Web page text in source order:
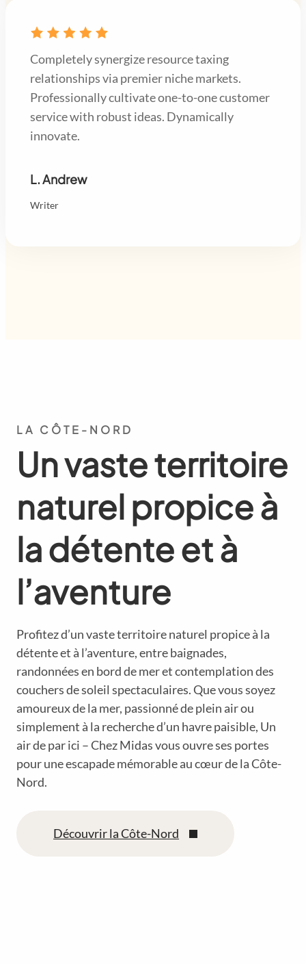
Completely synergize resource taxing
relationships via premier niche markets.
Professionally cultivate one-to-one customer
service with robust ideas. Dynamically
innovate.
L. Andrew
Writer
LA CÔTE-NORD
Un vaste territoire
naturel propice à
la détente et à
l’aventure
Profitez d’un vaste territoire naturel propice à la
détente et à l’aventure, entre baignades,
randonnées en bord de mer et contemplation des
couchers de soleil spectaculaires. Que vous soyez
amoureux de la mer, passionné de plein air ou
simplement à la recherche d’un havre paisible, Un
air de par ici – Chez Midas vous ouvre ses portes
pour une escapade mémorable au cœur de la Côte-
Nord.
Découvrir la Côte-Nord